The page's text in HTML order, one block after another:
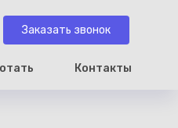
Заказать звонок
Контакты